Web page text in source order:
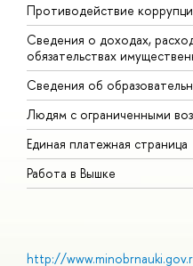
Противодействие
Сведения о доходах,
обязательствах
Сведения об
Людям с ограниченными
Единая платежная страница
Работа в Вышке
http://